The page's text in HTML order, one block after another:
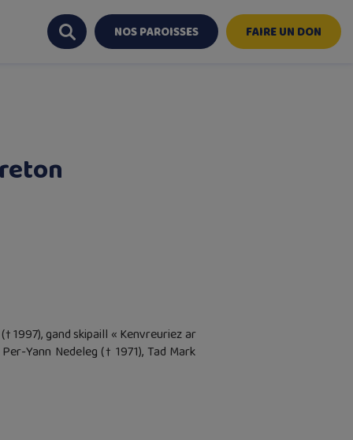
NOS PAROISSES FAIRE UN DON
1997), gand skipaill « Kenvreuriez ar
Yann Nedeleg († 1971), Tad Mark